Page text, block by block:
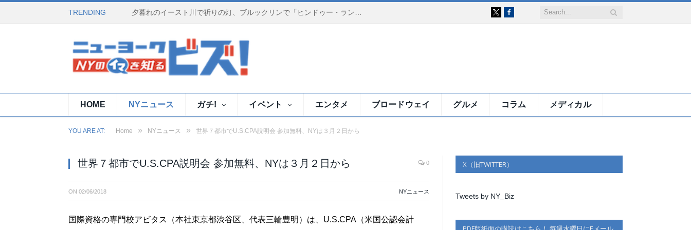
TRENDING 夕暮れのイースト川で祈りの灯、ブルックリンで「ヒンドゥー・ランプ・セレモニー」 Facebook
HOME NYニュース ガチ! イベント エンタメ ブロードウェイ グルメ コラム メディカル
YOU ARE AT: Home » NYニュース » 世界７都市でU.S.CPA説明会 参加無料、NYは３月２日から
世界７都市でU.S.CPA説明会 参加無料、NYは３月２日から 0
ON 02/06/2018 NYニュース
国際資格の専門校アビタス（本社東京都渋谷区、代表三輪豊明） は、U.S.CPA（米国公認会計
X（旧TWITTER）
Tweets by NY_Biz